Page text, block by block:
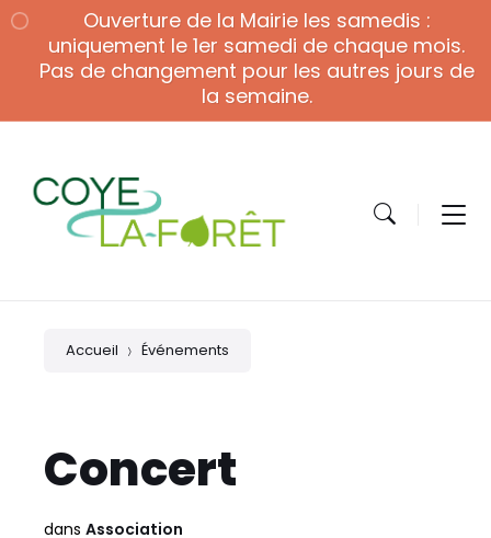
to
content
to
navigation
to
footer
Ouverture de la Mairie les samedis :
uniquement le 1er samedi de chaque mois.
Pas de changement pour les autres jours de
la semaine.
Accueil Événements
Concert
dans Association